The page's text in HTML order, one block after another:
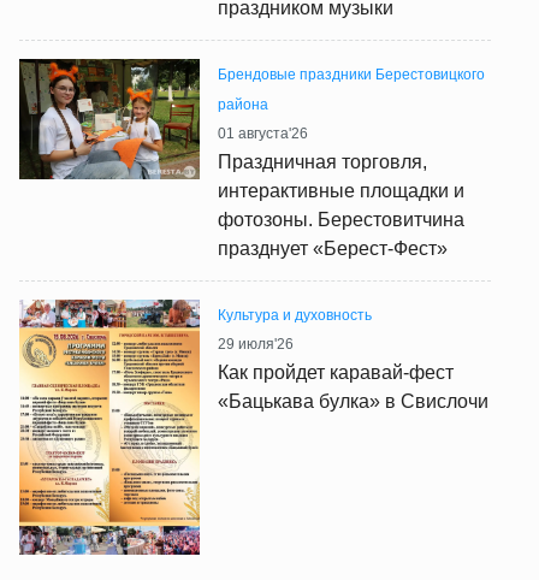
праздником музыки
Брендовые праздники Берестовицкого
района
01 августа'26
Праздничная торговля,
интерактивные площадки и
фотозоны. Берестовитчина
празднует «Берест-Фест»
Культура и духовность
29 июля'26
Как пройдет каравай-фест
«Бацькава булка» в Свислочи